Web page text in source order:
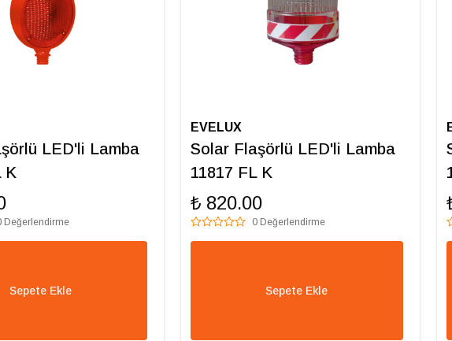
LED'li Lamba
K
Değerlendirme
Sepete Ekle
EVELUX
Solar Flaşörlü LED'li Lamba
11817 FL K
₺ 820.00
0 Değerlendirme
Sepete Ekle